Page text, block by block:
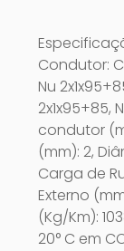
Condutor:
Nu
2x1x95+85,
condutor
(mm): 2,
Carga de
Externo
(Kg/Km):
20° C em